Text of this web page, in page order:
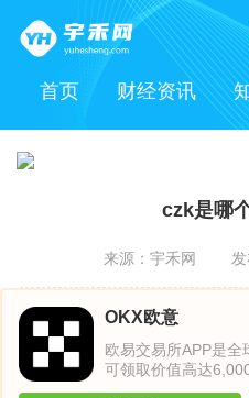
首页 财经资讯
czk是哪
来源：宇禾网
OKX欧意
欧易交易所APP是
可领取价值高达